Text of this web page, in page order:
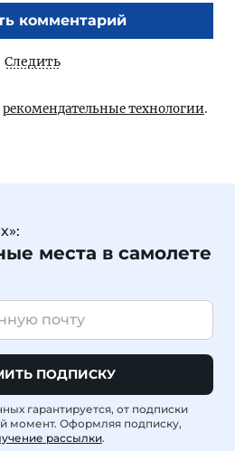
комментарий
Следить
рекомендательные технологии.
места в самолете
ПОДПИСКУ
гарантируется, от подписки
момент. Оформляя подписку,
рассылки.